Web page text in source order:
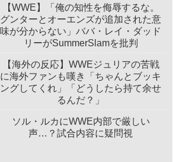
【WWE】「俺の知性を侮辱するな。
グンターとオーエンズが追加された意
味が分からない」ババ・レイ・ダッド
リーがSummerSlamを批判
【海外の反応】WWEジュリアの苦戦
に海外ファンも嘆き「ちゃんとブッキ
ングしてくれ」「どうしたら持て余せ
るんだ？」
ソル・ルカにWWE内部で厳しい
声…？試合内容に疑問視